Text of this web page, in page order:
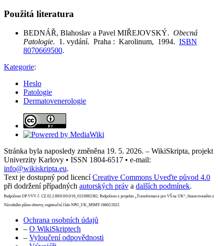
Použitá literatura
BEDNÁŘ, Blahoslav a Pavel MIŘEJOVSKÝ. Obecná
Patologie. 1. vydání. Praha : Karolinum, 1994. ISBN
8070669500.
Kategorie:
Heslo
Patologie
Dermatovenerologie
Stránka byla naposledy změněna 19. 5. 2026. – WikiSkripta, projekt
Univerzity Karlovy • ISSN 1804-6517 • e-mail:
info@wikiskripta.eu.
Text je dostupný pod licencíCreative Commons Uveďte původ 4.0
při dodržení případných autorských práv a dalších podmínek.
Podpořeno OP VVV č. CZ.02.2.69/0.0/0.0/16_015/0002362. Podpořeno z projektu „Transformace pro VŠ na UK“, financovaného z
Národního plánu obnovy, registrační číslo NPO_UK_MSMT-16602/2022.
Ochrana osobních údajů
– O WikiSkriptech
– Vyloučení odpovědnosti